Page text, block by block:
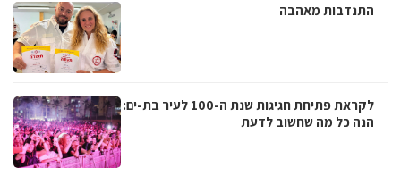
התנדבות מאהבה
לקראת פתיחת חגיגות שנת ה-100 לעיר בת-ים:
הנה כל מה שחשוב לדעת